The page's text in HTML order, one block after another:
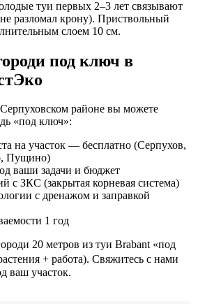
туи первых 2–3 лет связывают
разломал крону). Приствольный
слоем 10 см.
под ключ в
районе вы можете
«под ключ»:
на участок — бесплатно (Серпухов,
Пущино)
ваши задачи и бюджет
с ЗКС (закрытая корневая система)
с дренажом и заправкой
1 год
20 метров из туи Brabant «под
+ работа). Свяжитесь с нами
ваш участок.